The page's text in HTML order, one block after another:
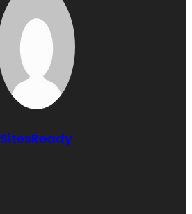
SitesReady